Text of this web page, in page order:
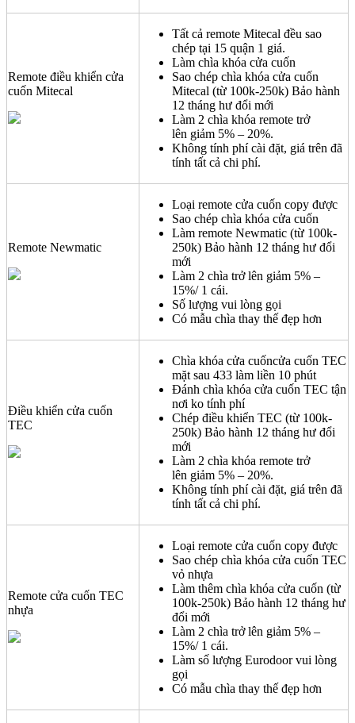
Remote điều khiển cửa
cuốn Mitecal
Tất cả remote Mitecal đều sao
chép tại 15 quận 1 giá.
Làm chìa khóa cửa cuốn
Sao chép chìa khóa cửa cuốn
Mitecal (từ 100k-250k) Bảo hành
12 tháng hư đổi mới
Làm 2 chìa khóa remote trở
lên giảm 5% – 20%.
Không tính phí cài đặt, giá trên đã
tính tất cả chi phí.
Remote Newmatic
Loại remote cửa cuốn copy được
Sao chép chìa khóa cửa cuốn
Làm remote Newmatic (từ 100k-
250k) Bảo hành 12 tháng hư đổi
mới
Làm 2 chìa trở lên giảm 5% –
15%/ 1 cái.
Số lượng vui lòng gọi
Có mẫu chìa thay thế đẹp hơn
Điều khiển cửa cuốn
TEC
Chìa khóa cửa cuốncửa cuốn TEC
mặt sau 433 làm liền 10 phút
Đánh chìa khóa cửa cuốn TEC tận
nơi ko tính phí
Chép điều khiển TEC (từ 100k-
250k) Bảo hành 12 tháng hư đổi
mới
Làm 2 chìa khóa remote trở
lên giảm 5% – 20%.
Không tính phí cài đặt, giá trên đã
tính tất cả chi phí.
Remote cửa cuốn TEC
nhựa
Loại remote cửa cuốn copy được
Sao chép chìa khóa cửa cuốn TEC
vỏ nhựa
Làm thêm chìa khóa cửa cuốn (từ
100k-250k) Bảo hành 12 tháng hư
đổi mới
Làm 2 chìa trở lên giảm 5% –
15%/ 1 cái.
Làm số lượng Eurodoor vui lòng
gọi
Có mẫu chìa thay thế đẹp hơn